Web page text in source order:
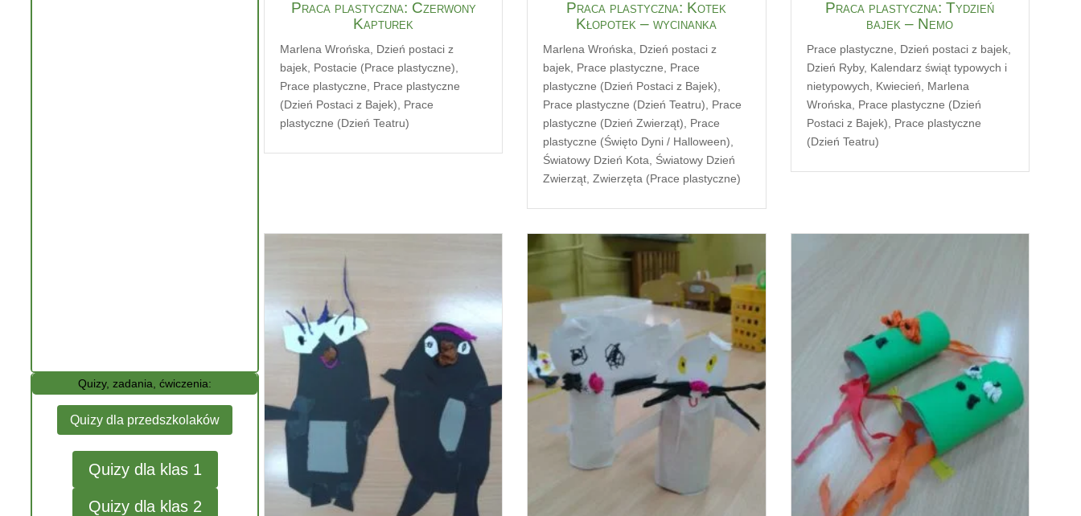
Quizy, zadania, ćwiczenia:
Quizy dla przedszkolaków
Quizy dla klas 1
Quizy dla klas 2
Praca plastyczna: Czerwony
Kapturek
Marlena Wrońska, Dzień postaci z
bajek, Postacie (Prace plastyczne),
Prace plastyczne, Prace plastyczne
(Dzień Postaci z Bajek), Prace
plastyczne (Dzień Teatru)
Praca plastyczna: Kotek
Kłopotek – wycinanka
Marlena Wrońska, Dzień postaci z
bajek, Prace plastyczne, Prace
plastyczne (Dzień Postaci z Bajek),
Prace plastyczne (Dzień Teatru), Prace
plastyczne (Dzień Zwierząt), Prace
plastyczne (Święto Dyni / Halloween),
Światowy Dzień Kota, Światowy Dzień
Zwierząt,Zwierzęta (Prace plastyczne)
Praca plastyczna: Tydzień
bajek – Nemo
Prace plastyczne, Dzień postaci z bajek,
Dzień Ryby, Kalendarz świąt typowych i
nietypowych, Kwiecień, Marlena
Wrońska, Prace plastyczne (Dzień
Postaci z Bajek), Prace plastyczne
(Dzień Teatru)